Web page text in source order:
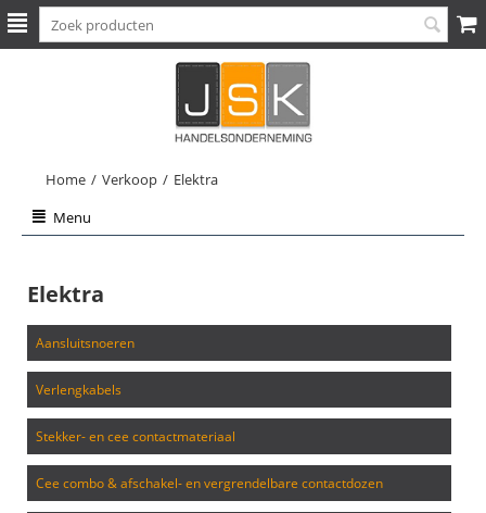
Home / Verkoop / Elektra
Menu
Elektra
aansluitsnoeren
verlengkabels
stekker- en cee contactmateriaal
cee combo & afschakel- en vergrendelbare contactdozen